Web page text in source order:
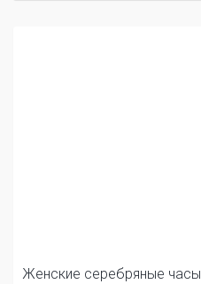
Женские серебряные